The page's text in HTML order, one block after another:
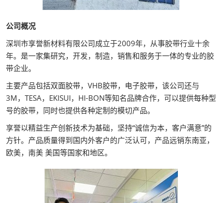
公司概况
深圳市享誉新材料有限公司成立于2009年，从事胶带行业十余
年。是一家集研究，开发，制造，销售和服务于一体的专业的胶
带企业。
主要产品包括双面胶带，VHB胶带，电子胶带，该公司还与
3M，TESA，EKISUI，HI-BON等知名品牌合作，可以提供每种型
号的胶带，同时也提供各种定制的模切产品。
享誉以精益生产创新技术为基础，坚持“诚信为本，客户满意”的
方针。产品质量得到国内外客户的广泛认可，产品远销东南亚，
欧美，南美 美国等国家和地区。